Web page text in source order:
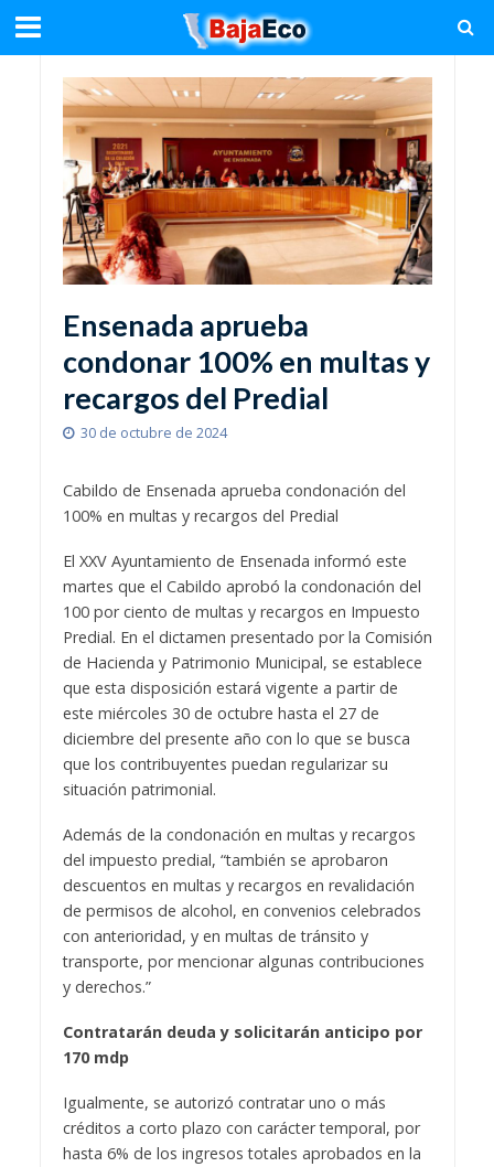
Ensenada aprueba
condonar 100% en multas y
recargos del Predial
30 de octubre de 2024
Cabildo de Ensenada aprueba condonación del
100% en multas y recargos del Predial
El XXV Ayuntamiento de Ensenada informó este
martes que el Cabildo aprobó la condonación del
100 por ciento de multas y recargos en Impuesto
Predial. En el dictamen presentado por la Comisión
de Hacienda y Patrimonio Municipal, se establece
que esta disposición estará vigente a partir de
este miércoles 30 de octubre hasta el 27 de
diciembre del presente año con lo que se busca
que los contribuyentes puedan regularizar su
situación patrimonial.
Además de la condonación en multas y recargos
del impuesto predial, “también se aprobaron
descuentos en multas y recargos en revalidación
de permisos de alcohol, en convenios celebrados
con anterioridad, y en multas de tránsito y
transporte, por mencionar algunas contribuciones
y derechos.”
Contratarán deuda y solicitarán anticipo por
170 mdp
Igualmente, se autorizó contratar uno o más
créditos a corto plazo con carácter temporal, por
hasta 6% de los ingresos totales aprobados en la